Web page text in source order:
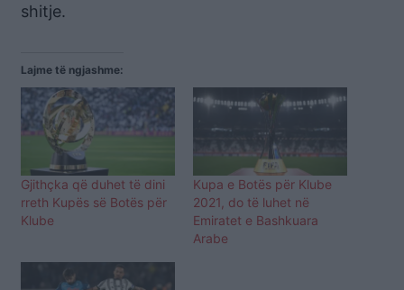
shitje.
Lajme të ngjashme:
Gjithçka që duhet të dini
rreth Kupës së Botës për
Klube
Kupa e Botës për Klube
2021, do të luhet në
Emiratet e Bashkuara
Arabe